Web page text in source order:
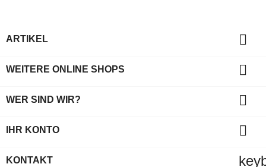
ARTIKEL 
WEITERE ONLINE SHOPS 
WER SIND WIR? 
IHR KONTO 
KONTAKT